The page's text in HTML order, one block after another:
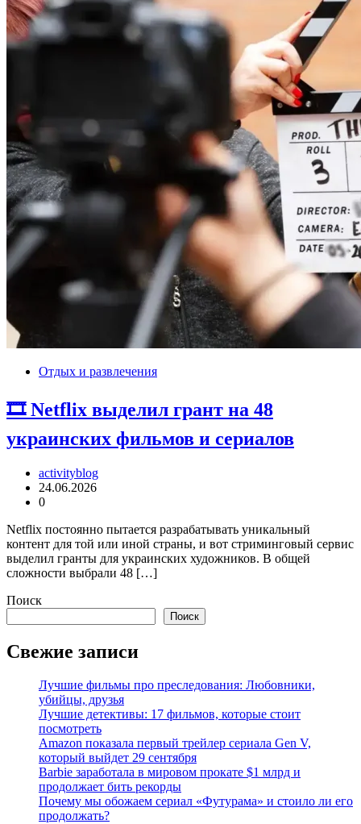
Отдых и развлечения
🎞 Netflix выделил грант на 48
украинских фильмов и сериалов
activityblog
24.06.2026
0
Netflix постоянно пытается разрабатывать уникальный
контент для той или иной страны, и вот стриминговый сервис
выделил гранты для украинских художников. В общей
сложности выбрали 48 […]
Поиск
Поиск
Свежие записи
Лучшие фильмы про преследования: Любовники,
убийцы, друзья
Лучшие детективы: 17 фильмов, которые стоит
посмотреть
Amazon показала первый трейлер сериала Gen V,
который выйдет 29 сентября
Barbie заработала в мировом прокате $1 млрд и
продолжает бить рекорды
Почему мы обожаем сериал «Футурама» и стоило ли его
продолжать?